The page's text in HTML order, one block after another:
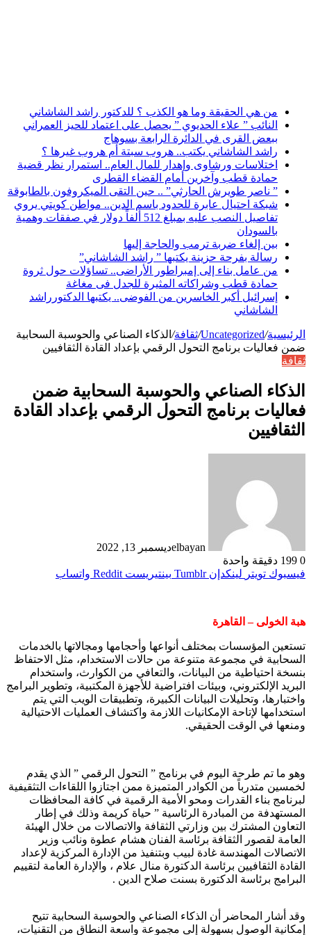
من هي الحقيقة وما هو الكذب ؟ للدكتور راشد الشاشاني
النائب ” علاء الحديوي ” يحصل على اعتماد للحيز العمراني
ببعض القرى في الدائرة الرابعة بسوهاج
راشد الشاشاني يكتب.. هروب سبتة أم هروب غيرها ؟
اختلاسات ورشاوى وإهدار للمال العام.. استمرار نظر قضية
حمادة قطب وآخرين أمام القضاء القطرى
” ناصر طويرش الحارثي” .. حين التقى الميكروفون بالطابوقة
شبكة احتيال عابرة للحدود باسم الدين.. مواطن كويتي يروي
تفاصيل النصب عليه بمبلغ 512 ألفاً دولار في صفقات وهمية
بالسودان
بين إلغاء ضربة ترمب والحاجة إليها
رسالة بفرحة حزينة يكتبها ” راشد الشاشاني”
من عامل بناء إلى إمبراطور الأراضى.. تساؤلات حول ثروة
حمادة قطب وشراكاته المثيرة للجدل فى مغاغة
إسرائيل أكبر الخاسرين من الفوضى.. يكتبها الدكتورراشد
الشاشاني
الرئيسية/
Uncategorized
/ثقافة/ الذكاء الصناعي والحوسبة السحابية
ضمن فعاليات برنامج التحول الرقمي بإعداد القادة الثقافيين
ثقافة
الذكاء الصناعي والحوسبة السحابية ضمن
فعاليات برنامج التحول الرقمي بإعداد القادة
الثقافيين
elbayanديسمبر 13, 2022
0
دقيقة واحدة
فيسبوك تويتر لينكدإن بينتيريست واتساب
هبة الخولى – القاهرة
تستعين المؤسسات بمختلف أنواعها وأحجامها ومجالاتها بالخدمات
السحابية في مجموعة متنوعة من حالات الاستخدام، مثل الاحتفاظ
بنسخة احتياطية من البيانات، والتعافي من الكوارث، واستخدام
البريد الإلكتروني، وبيئات افتراضية للأجهزة المكتبية، وتطوير البرامج
واختبارها، وتحليلات البيانات الكبيرة، وتطبيقات الويب التي يتم
استخدامها لإتاحة الإمكانيات اللازمة واكتشاف العمليات الاحتيالية
ومنعها في الوقت الحقيقي.
وهو ما تم طرحة اليوم في برنامج ” التحول الرقمي ” الذي يقدم
لخمسين متدرباً من الكوادر المتميزة ممن اجتازوا اللقاءات التثقيفية
لبرنامج بناء القدرات ومحو الأمية الرقمية في كافة المحافظات
المستهدفة من المبادرة الرئاسية ” حياة كريمة وذلك في إطار
التعاون المشترك بين وزارتي الثقافة والاتصالات من خلال الهيئة
العامة لقصور الثقافة برئاسة الفنان هشام عطوة ونائب وزير
الاتصالات المهندسة غادة لبيب وبتنفيذ من الإدارة المركزية لإعداد
القادة الثقافيين برئاسة الدكتورة منال علام ، والإدارة العامة لتقييم
البرامج برئاسة الدكتورة بسنت صلاح الدين .
وقد أشار المحاضر أن الذكاء الصناعي والحوسبة السحابية تتيح
إمكانية الوصول بسهولة إلى مجموعة واسعة النطاق من التقنيات،